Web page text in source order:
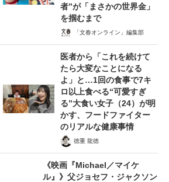
者”が「まさかの世界金」
を掴むまで
「文春オンライン」編集部
医者から「これを続けて
たら大変なことになる
よ」と…1回の食事で7キ
ロ以上食べる“可愛すぎ
る”大食い女子（24）が明
かす、フードファイター
のリアルな健康事情
徳重 龍徳
《映画『Michael／マイケ
ル』》父ジョセフ・ジャクソン